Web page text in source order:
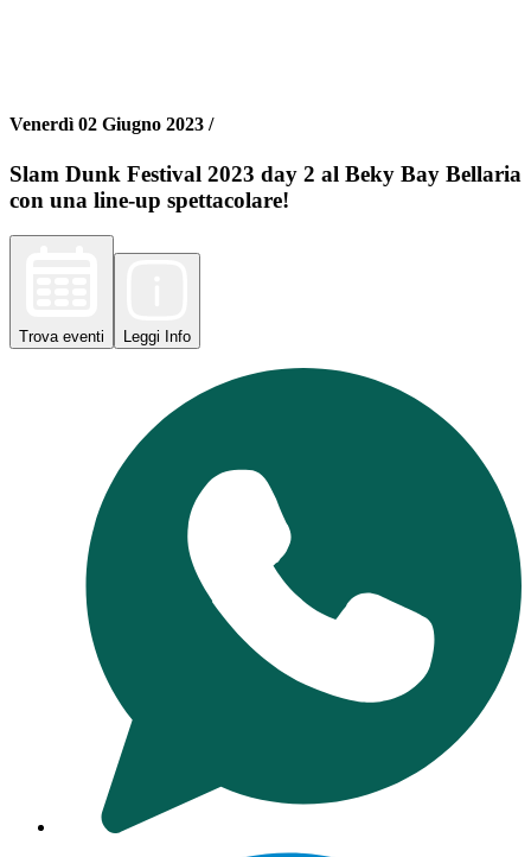
Venerdì 02 Giugno 2023 /
Slam Dunk Festival 2023 day 2 al Beky Bay Bellaria
con una line-up spettacolare!
Trova eventi Leggi Info